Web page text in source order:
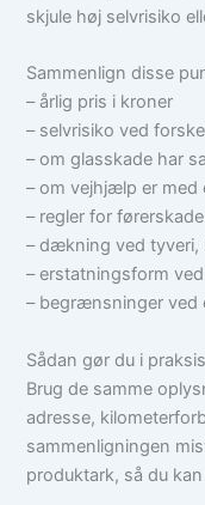
skjule høj selvrisiko
Sammenlign disse
– årlig pris i kroner
– selvrisiko ved
– om glasskade har
– om vejhjælp er med
– regler for førerskade
– dækning ved
– erstatningsform
– begrænsninger ved
Sådan gør du i praksis
Brug de samme
adresse,
sammenligningen
produktark, så du